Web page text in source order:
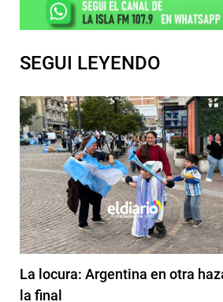
SEGUI LEYENDO
La locura: Argentina en otra
la final